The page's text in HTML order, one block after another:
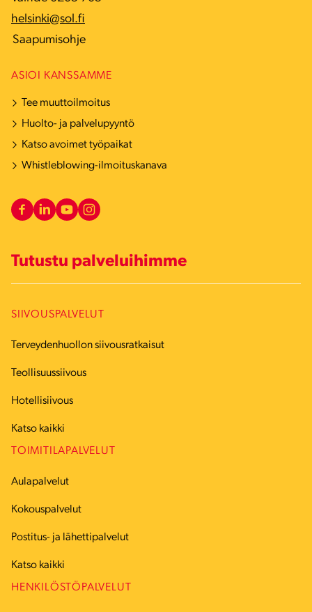
helsinki@sol.fi
Saapumisohje
ASIOI KANSSAMME
Tee muuttoilmoitus
Huolto- ja palvelupyyntö
Katso avoimet työpaikat
Whistleblowing-ilmoituskanava
Tutustu palveluihimme
SIIVOUSPALVELUT
Terveydenhuollon siivousratkaisut
Teollisuussiivous
Hotellisiivous
Katso kaikki
TOIMITILAPALVELUT
Aulapalvelut
Kokouspalvelut
Postitus- ja lähettipalvelut
Katso kaikki
HENKILÖSTÖPALVELUT